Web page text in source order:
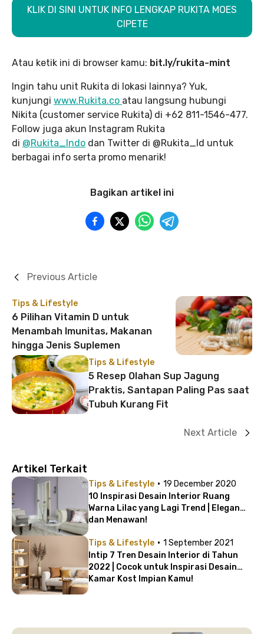
KLIK DI SINI UNTUK INFO LENGKAP RUKITA MOES
CIPETE
Atau ketik ini di browser kamu: bit.ly/rukita-mint
Ingin tahu unit Rukita di lokasi lainnya? Yuk,
kunjungi www.Rukita.co atau langsung hubungi
Nikita (customer service Rukita) di +62 811-1546-477.
Follow juga akun Instagram Rukita
di @Rukita_Indo dan Twitter di @Rukita_Id untuk
berbagai info serta promo menarik!
Bagikan artikel ini
Tips & Lifestyle
6 Pilihan Vitamin D untuk
Menambah Imunitas, Makanan
hingga Jenis Suplemen
Previous Article
Tips & Lifestyle
5 Resep Olahan Sup Jagung
Praktis, Santapan Paling Pas saat
Tubuh Kurang Fit
Next Article
Artikel Terkait
Tips & Lifestyle · 19 December 2020
10 Inspirasi Desain Interior Ruang
Warna Lilac yang Lagi Trend | Elegan
dan Menawan!
Tips & Lifestyle · 1 September 2021
Intip 7 Tren Desain Interior di Tahun
2022 | Cocok untuk Inspirasi Desain
Kamar Kost Impian Kamu!